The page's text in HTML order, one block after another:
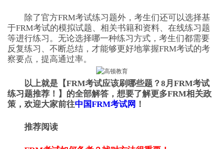
除了官方FRM考试练习题外，考生们还可以选择基
于FRM考试的模拟试题、相关书籍和资料、在线练习题
等进行练习。无论选择哪一种练习方式，考生们都需要
反复练习、不断总结，才能够更好地掌握FRM考试的考
察要点，提高通过率。
以上就是【FRM考试应该刷哪些题？8月FRM考试
练习题推荐！】的全部解答，想要了解更多FRM相关政
策，欢迎大家前往中国FRM考试网 ！
推荐阅读